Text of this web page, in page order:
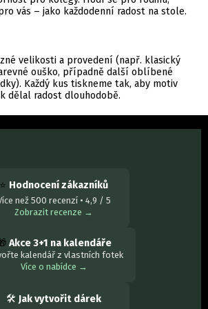
vás – jako každodenní radost na stole.
velikosti a provedení (např. klasický
ouško, případně další oblíbené
Každý kus tiskneme tak, aby motiv
dělal radost dlouhodobě.
⭐ Hodnocení zákazníků
než 500 recenzí • 4,9 / 5
Zobrazit recenze →
Akce 3+1 na kalendáře
kalendář z vlastních fotek
Více o nabídce →
🛠 Jak vytvořit dárek